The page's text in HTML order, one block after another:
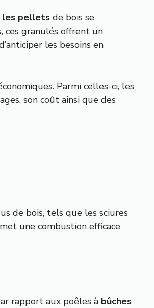
les pellets de bois se
ces granulés offrent un
les besoins en
Parmi celles-ci, les
son coût ainsi que des
de bois, tels que les sciures
une combustion efficace
rapport aux poêles à bûches